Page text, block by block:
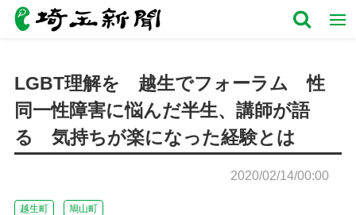
LGBT理解を 越生でフォーラム 性
同一性障害に悩んだ半生、講師が語
る 気持ちが楽になった経験とは
2020/02/14/00:00
越生町 鳩山町